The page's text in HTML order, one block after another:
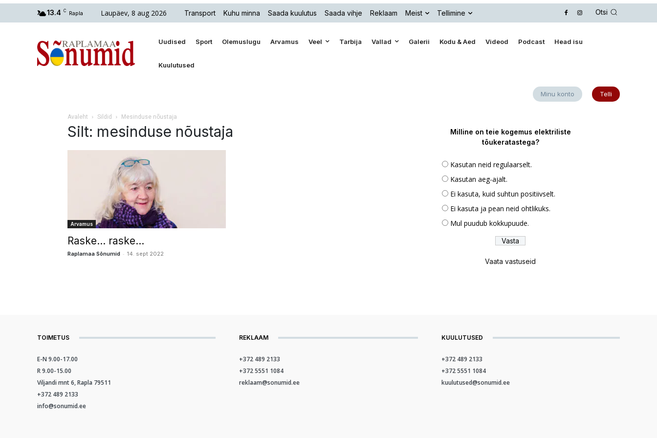
13.4 C Rapla Laupäev, 8 aug 2026 Transport Kuhu minna Saada kuulutus Saada vihje Reklaam Meist Tellimine Otsi
Uudised Sport Olemuslugu Arvamus Veel Tarbija Vallad Galerii Kodu & Aed Videod Podcast Head isu
Kuulutused
Minu konto Telli
Avaleht Sildid Mesinduse nõustaja
Silt: mesinduse nõustaja
Arvamus
Raske… raske…
Raplamaa Sõnumid - 14. sept 2022
Milline on teie kogemus elektriliste
tõukeratastega?
Kasutan neid regulaarselt.
Kasutan aeg-ajalt.
Ei kasuta, kuid suhtun positiivselt.
Ei kasuta ja pean neid ohtlikuks.
Mul puudub kokkupuude.
Vaata vastuseid
TOIMETUS
E-N 9.00-17.00
R 9.00-15.00
Viljandi mnt 6, Rapla 79511
+372 489 2133
info@sonumid.ee
REKLAAM
+372 489 2133
+372 5551 1084
reklaam@sonumid.ee
KUULUTUSED
+372 489 2133
+372 5551 1084
kuulutused@sonumid.ee